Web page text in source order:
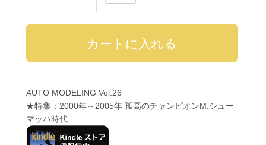
AUTO MODELING Vol.26
★特集：2000年～2005年 孤高のチャンピオンM.シュー
マッハ時代